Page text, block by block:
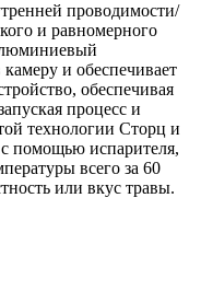
проводимости/
и равномерного
и обеспечивает
обеспечивая
процесс и
технологии Сторц и
с помощью испарителя,
всего за 60
или вкус травы.